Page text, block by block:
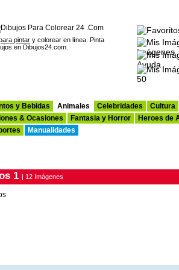
pintar y colorear en línea. Pinta
en Dibujos24.com.
Imágenes
Ayuda
50
y Bebidas Animales Celebridades Cultura
& Ocasiones
Fantasia y Horror Heroes de
Manualidades
1 | 12 Imágenes